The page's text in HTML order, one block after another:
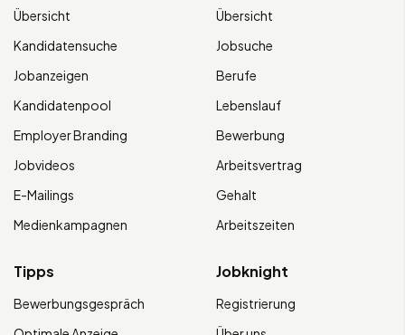
Übersicht
Kandidatensuche
Jobanzeigen
Kandidatenpool
Employer Branding
Jobvideos
E-Mailings
Medienkampagnen
Übersicht
Jobsuche
Berufe
Lebenslauf
Bewerbung
Arbeitsvertrag
Gehalt
Arbeitszeiten
Tipps
Bewerbungsgespräch
Jobknight
Registrierung